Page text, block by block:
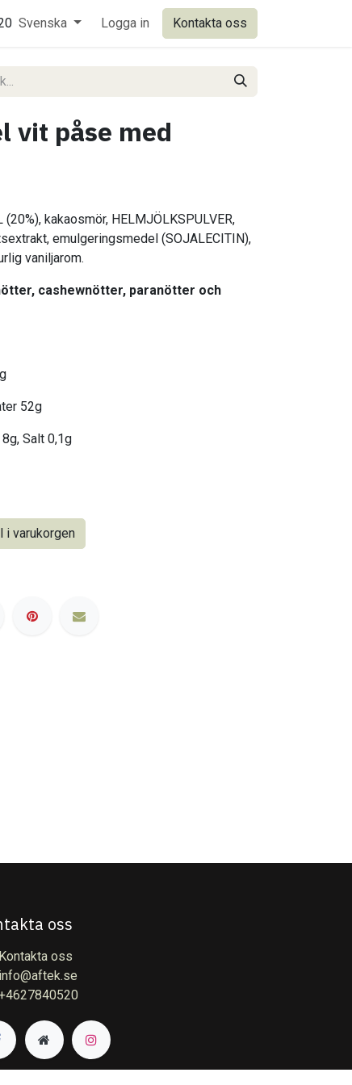
Svenska Logga in Kontakta oss
vit påse med
(20%), kakaosmör, HELMJÖLKSPULVER,
emulgeringsmedel (SOJALECITIN),
vaniljarom.
cashewnötter, paranötter och
52g
Salt 0,1g
i varukorgen
oss
Kontakta oss
info@aftek.se